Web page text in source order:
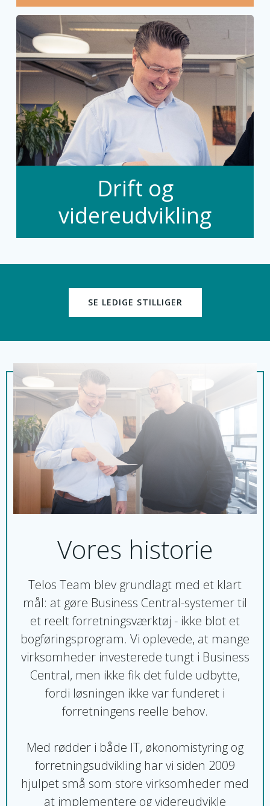
Drift og
videreudvikling
SE LEDIGE STILLIGER
Vores historie
Telos Team blev grundlagt med et klart
mål: at gøre Business Central-systemer til
et reelt forretningsværktøj - ikke blot et
bogføringsprogram. Vi oplevede, at mange
virksomheder investerede tungt i Business
Central, men ikke fik det fulde udbytte,
fordi løsningen ikke var funderet i
forretningens reelle behov.
Med rødder i både IT, økonomistyring og
forretningsudvikling har vi siden 2009
hjulpet små som store virksomheder med
at implementere og videreudvikle